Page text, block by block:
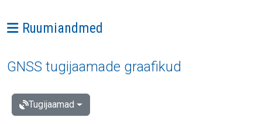
Ava menüü: Ruumiandmed
Ruumiandmed
GNSS tugijaamade graafikud
Tugijaamad